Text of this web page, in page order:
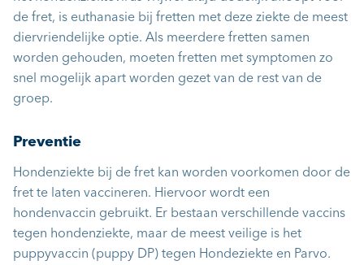
de fret, is euthanasie bij fretten met deze ziekte de meest
diervriendelijke optie. Als meerdere fretten samen
worden gehouden, moeten fretten met symptomen zo
snel mogelijk apart worden gezet van de rest van de
groep.
Preventie
Hondenziekte bij de fret kan worden voorkomen door de
fret te laten vaccineren. Hiervoor wordt een
hondenvaccin gebruikt. Er bestaan verschillende vaccins
tegen hondenziekte, maar de meest veilige is het
puppyvaccin (puppy DP) tegen Hondeziekte en Parvo.